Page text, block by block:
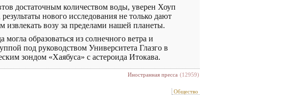
достаточным количеством воды, уверен Хоуп
нового исследования не только дают
возу за пределами нашей планеты.
образоваться из солнечного ветра и
под руководством Университета Глазго в
зондом «Хаябуса» с астероида Итокава.
Иностранная пресса (12959)
Общество